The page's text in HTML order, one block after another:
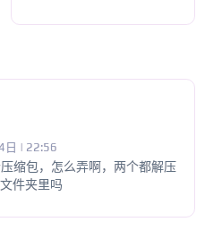
日 | 22:56
缩包，怎么弄啊，两个都解压
件夹里吗